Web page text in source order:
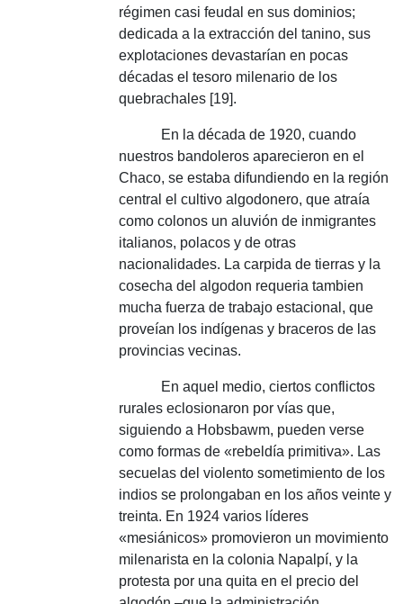
régimen casi feudal en sus dominios;
dedicada a la extracción del tanino, sus
explotaciones devastarían en pocas
décadas el tesoro milenario de los
quebrachales [19].
En la década de 1920, cuando
nuestros bandoleros aparecieron en el
Chaco, se estaba difundiendo en la región
central el cultivo algodonero, que atraía
como colonos un aluvión de inmigrantes
italianos, polacos y de otras
nacionalidades. La carpida de tierras y la
cosecha del algodon requeria tambien
mucha fuerza de trabajo estacional, que
proveían los indígenas y braceros de las
provincias vecinas.
En aquel medio, ciertos conflictos
rurales eclosionaron por vías que,
siguiendo a Hobsbawm, pueden verse
como formas de «rebeldía primitiva». Las
secuelas del violento sometimiento de los
indios se prolongaban en los años veinte y
treinta. En 1924 varios líderes
«mesiánicos» promovieron un movimiento
milenarista en la colonia Napalpí, y la
protesta por una quita en el precio del